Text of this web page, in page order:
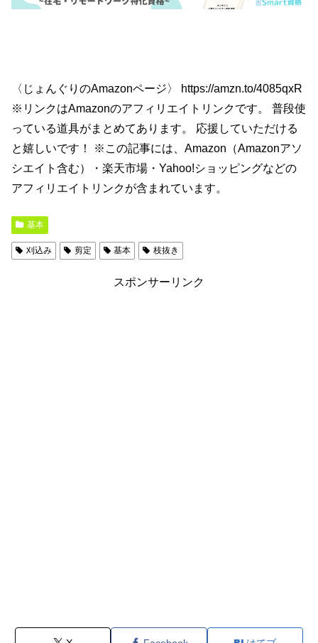
〈じょんぐりのAmazonページ〉 https://amzn.to/4085qxR
※リンクはAmazonのアフィリエイトリンクです。 普段使
っている道具がまとめてあります。 応援していただける
と嬉しいです！ ※この記事には、Amazon（Amazonアソ
シエイト含む）・楽天市場・Yahoo!ショッピングなどの
アフィリエイトリンクが含まれています。
基本
刈込み 剪定 基本 枝抜き
スポンサーリンク